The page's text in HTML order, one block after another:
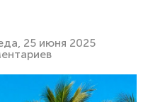
25 июня 2025